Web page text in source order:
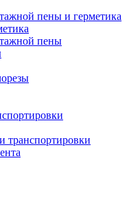
пены и герметика
пены
транспортировки